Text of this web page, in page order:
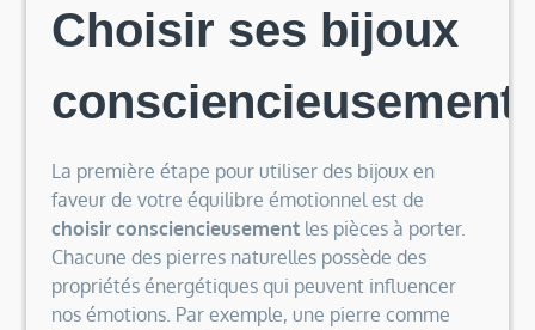
Choisir ses bijoux
consciencieusement
La première étape pour utiliser des bijoux en
faveur de votre équilibre émotionnel est de
choisir consciencieusementles pièces à porter.
Chacune des pierres naturelles possède des
propriétés énergétiques qui peuvent influencer
nos émotions. Par exemple, une pierre comme